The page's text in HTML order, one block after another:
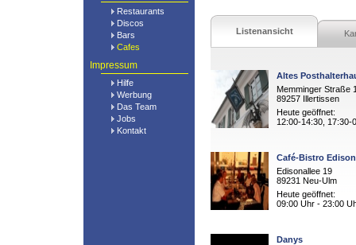
Restaurants
Discos
Bars
Cafes
Impressum
Hilfe
Werbung
Das Team
Jobs
Kontakt
Listenansicht
Altes
Memminger Straße
89257 Illertissen
Heute geöffnet:
12:00-14:30, 17:30-
Café-Bistro
Edisonallee 19
89231 Neu-Ulm
Heute geöffnet:
09:00 Uhr - 23:00
Danys